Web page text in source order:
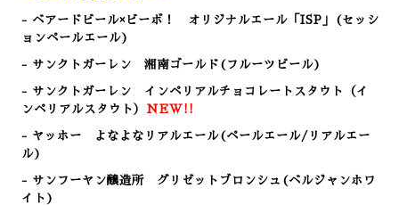
- ベアードビール×ビーボ！ オリジナルエール「ISP」(セッシ
ョンペールエール)
- サンクトガーレン 湘南ゴールド(フルーツビール)
- サンクトガーレン インペリアルチョコレートスタウト（イ
ンペリアルスタウト） NEW!!
- ヤッホー よなよなリアルエール(ペールエール/リアルエー
ル)
- サンフーヤン醸造所 グリゼットブロンシュ(ベルジャンホワ
イト)